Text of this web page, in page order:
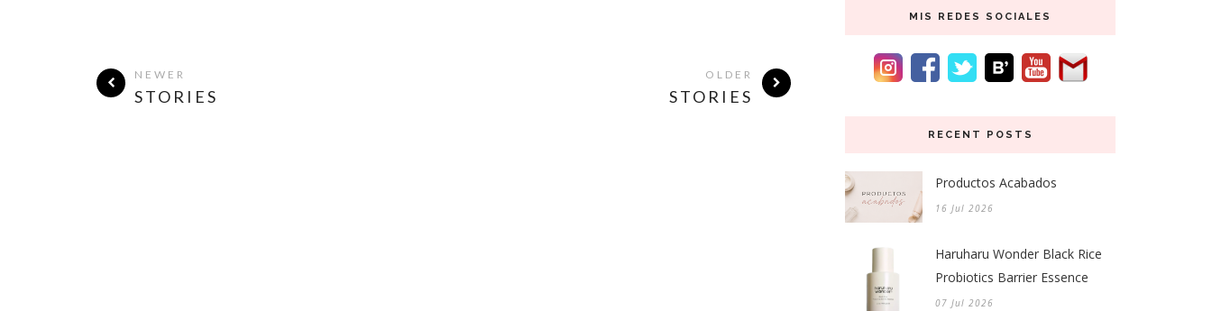
NEWER
STORIES
OLDER
STORIES
MIS REDES SOCIALES
RECENT POSTS
Productos Acabados
16 Jul 2026
Haruharu Wonder Black Rice
Probiotics Barrier Essence
07 Jul 2026